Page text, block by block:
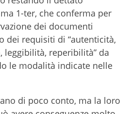
1-ter, che conferma per
dei documenti
dei requisiti di “autenticità,
leggibilità, reperibilità” da
le modalità indicate nelle
di poco conto, ma la loro